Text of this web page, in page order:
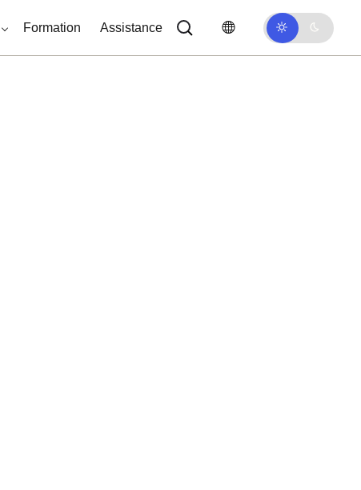
Formation Assistance